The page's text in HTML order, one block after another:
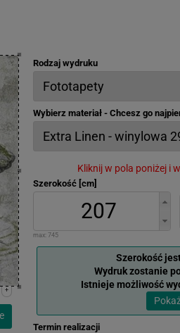
+
Rodzaj wydruku
Wybierz materiał - Chcesz go
Kliknij w pola poniżej i
Szerokość [cm]
max: 745
Szerokość
Wydruk zostanie
Istnieje możliwość
Termin realizacji